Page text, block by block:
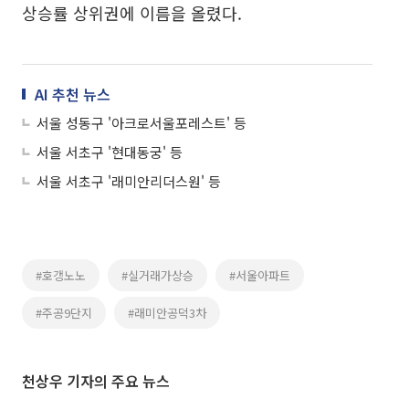
상승률 상위권에 이름을 올렸다.
AI 추천 뉴스
서울 성동구 '아크로서울포레스트' 등
서울 서초구 '현대동궁' 등
서울 서초구 '래미안리더스원' 등
#호갱노노 #실거래가상승 #서울아파트
#주공9단지 #래미안공덕3차
천상우 기자의 주요 뉴스